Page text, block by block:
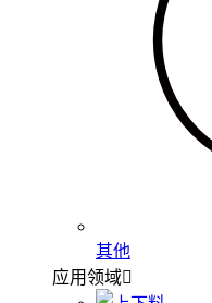
其他
应用领域